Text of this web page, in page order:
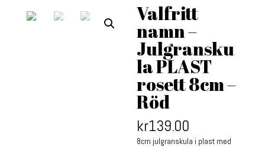
Valfritt
namn –
Julgransku
la PLAST
rosett 8cm –
Röd
kr139.00
8cm julgranskula i plast med